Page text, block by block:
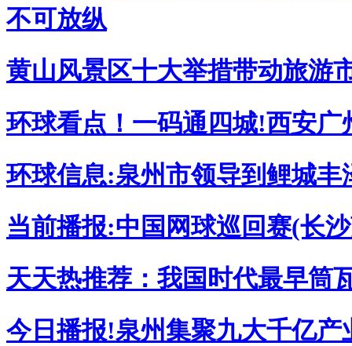
不可放纵
黄山风景区十大举措带动旅游
环球看点！一码通四城!西安
环球信息:泉州市领导到鲤城丰
当前播报:中国网球巡回赛(长
天天热推荐：我国时代最早筒
今日播报!泉州集聚九大千亿